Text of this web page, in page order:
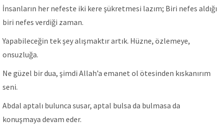
İnsanların her nefeste iki kere şükretmesi lazım; Biri nefes aldığı
biri nefes verdiği zaman.
Yapabileceğin tek şey alışmaktır artık. Hüzne, özlemeye,
onsuzluğa.
Ne güzel bir dua, şimdi Allah’a emanet ol ötesinden kıskanırım
seni.
Abdal aptalı bulunca susar, aptal bulsa da bulmasa da
konuşmaya devam eder.